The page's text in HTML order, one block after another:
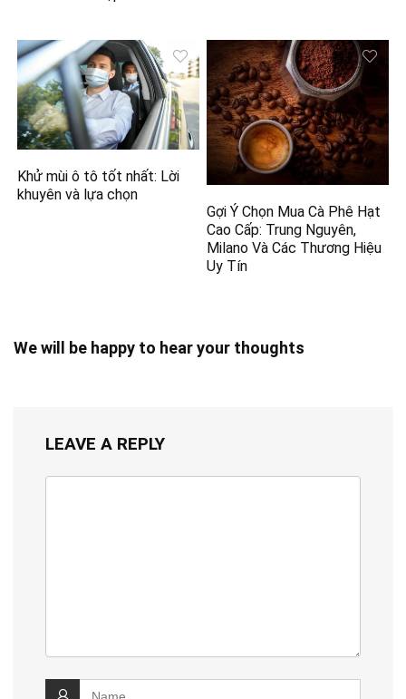
Khử mùi ô tô tốt nhất: Lời
khuyên và lựa chọn
Gợi Ý Chọn Mua Cà Phê Hạt
Cao Cấp: Trung Nguyên,
Milano Và Các Thương Hiệu
Uy Tín
We will be happy to hear your thoughts
LEAVE A REPLY